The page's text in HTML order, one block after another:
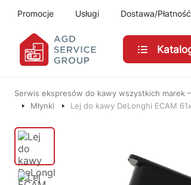
Promocje Usługi Dostawa/Płatność
Serwis ekspresów do kawy wszystkich marek –
Młynki
Lej do kawy DeLonghi ECAM 61x